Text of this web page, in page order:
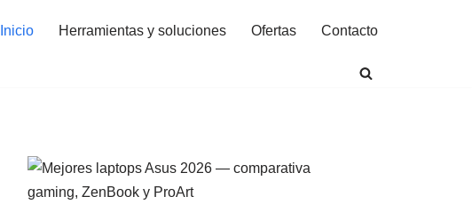
Inicio Herramientas y soluciones Ofertas Contacto